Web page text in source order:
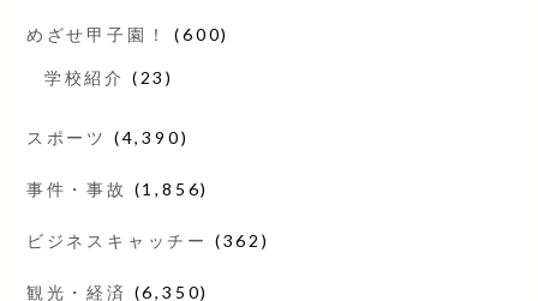
めざせ甲子園！ (600)
学校紹介 (23)
スポーツ (4,390)
事件・事故 (1,856)
ビジネスキャッチー (362)
観光・経済 (6,350)